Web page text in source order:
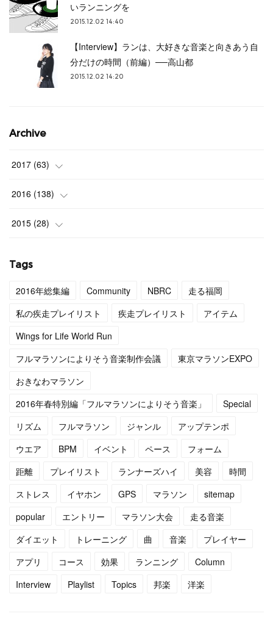
いランニングを
2015.12.02 14:40
【Interview】ランは、大好きな音楽と向きあう自
分だけの時間（前編）──高山都
2015.12.02 14:20
Archive
2017 (63)
(3)
(4)
( 4)
(4)
( 5)
(
15
2016 (138)
(9)
11
( 12)
( 13 )
(
)
2015 (28)
Tags
2016年総集編 Community NBRC
走る福岡
私の疾走プレイリスト
疾走プレイリスト
アイテム
Wings for Life World Run
フルマラソンによりそう音楽制作会議
東京マラソンEXPO
おきなわマラソン
2016年春特別編「フルマラソンによりそう音楽」
Special
リズム
フルマラソン ジャンル
アップテンポ
ウエア
BPM イベント ペース
フォーム
距離
プレイリスト ランナーズハイ 美容
時間
ストレス
イヤホン GPS マラソン
sitemap
popular
エントリー マラソン大会
走る音楽
ダイエット
トレーニング 曲 音楽
プレイヤー
アプリ
コース 効果 ランニング
Column
Interview
Playlist Topics 邦楽 洋楽